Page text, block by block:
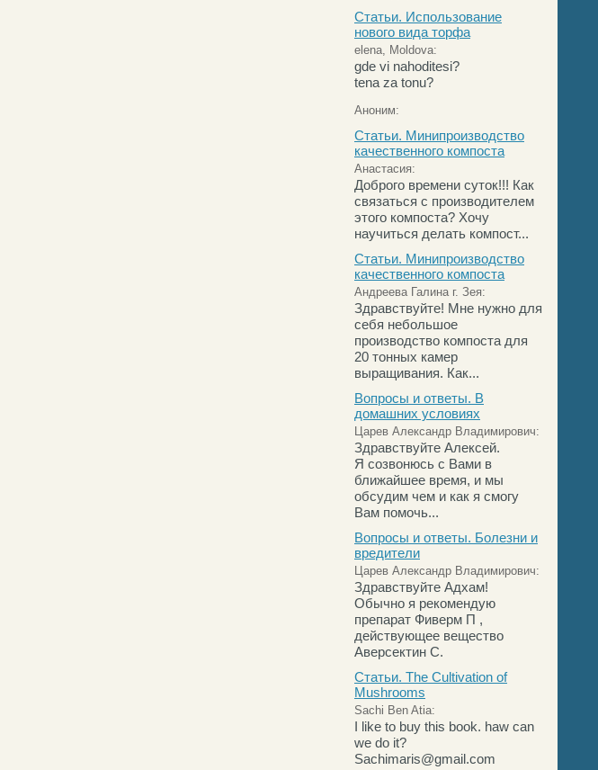
Статьи. Использование
нового вида торфа
elena, Moldova:
gde vi nahoditesi?
tena za tonu?
Аноним:
Статьи. Минипроизводство
качественного компоста
Анастасия:
Доброго времени суток!!! Как
связаться с производителем
этого компоста? Хочу
научиться делать компост...
Статьи. Минипроизводство
качественного компоста
Андреева Галина г. Зея:
Здравствуйте! Мне нужно для
себя небольшое
производство компоста для
20 тонных камер
выращивания. Как...
Вопросы и ответы. В
домашних условиях
Царев Александр Владимирович:
Здравствуйте Алексей.
Я созвонюсь с Вами в
ближайшее время, и мы
обсудим чем и как я смогу
Вам помочь...
Вопросы и ответы. Болезни и
вредители
Царев Александр Владимирович:
Здравствуйте Адхам!
Обычно я рекомендую
препарат Фиверм П ,
действующее вещество
Аверсектин С.
Статьи. The Cultivation of
Mushrooms
Sachi Ben Atia:
I like to buy this book. haw can
we do it?
Sachimaris@gmail.com